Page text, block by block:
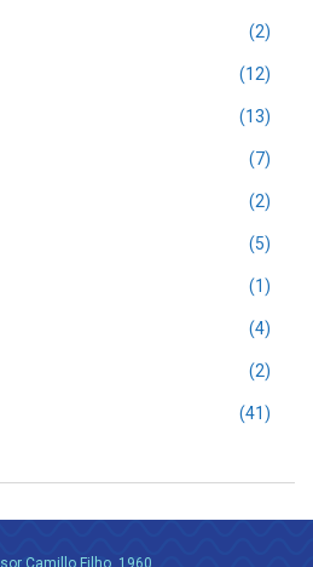
(2)
(12)
(13)
(7)
(2)
(5)
(1)
(4)
(2)
(41)
Camillo Filho, 1960